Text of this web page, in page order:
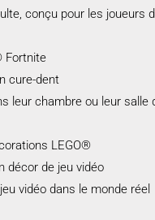
conçu pour les joueurs
Fortnite
cure-dent
leur chambre ou leur salle
LEGO®
décor de jeu vidéo
vidéo dans le monde réel